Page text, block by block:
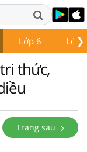
❯
Lớp 6 Lớp
thức,
Trang sau